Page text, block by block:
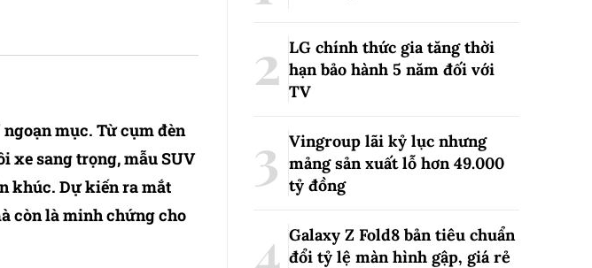
mục. Từ cụm đèn
xe sang trọng, mẫu SUV
khúc. Dự kiến ra mắt
còn là minh chứng cho
LG chính thức gia tăng thời
hạn bảo hành 5 năm đối với
TV
Vingroup lãi kỷ lục nhưng
mảng sản xuất lỗ hơn 49.000
tỷ đồng
Galaxy Z Fold8 bản tiêu chuẩn
đổi tỷ lệ màn hình gập, giá rẻ